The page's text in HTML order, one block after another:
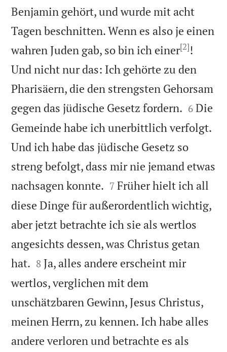
Benjamin gehört, und wurde mit acht
Tagen beschnitten. Wenn es also je einen
wahren Juden gab, so bin ich einer[2]!
Und nicht nur das: Ich gehörte zu den
Pharisäern, die den strengsten Gehorsam
gegen das jüdische Gesetz fordern. 

6 Die
Gemeinde habe ich unerbittlich verfolgt.
Und ich habe das jüdische Gesetz so
streng befolgt, dass mir nie jemand etwas
nachsagen konnte. 

7 Früher hielt ich all
diese Dinge für außerordentlich wichtig,
aber jetzt betrachte ich sie als wertlos
angesichts dessen, was Christus getan
hat. 

8 Ja, alles andere erscheint mir
wertlos, verglichen mit dem
unschätzbaren Gewinn, Jesus Christus,
meinen Herrn, zu kennen. Ich habe alles
andere verloren und betrachte es als